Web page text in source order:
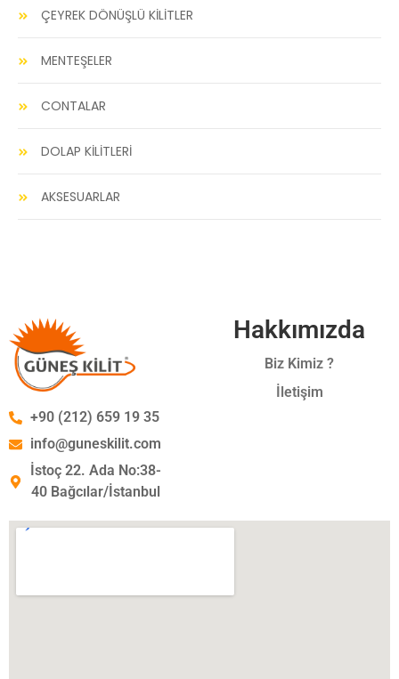
ÇEYREK DÖNÜŞLÜ KİLİTLER
MENTEŞELER
CONTALAR
DOLAP KİLİTLERİ
AKSESUARLAR
+90 (212) 659 19 35
info@guneskilit.com
İstoç 22. Ada No:38-
40 Bağcılar/İstanbul
Hakkımızda
Biz Kimiz ?
İletişim